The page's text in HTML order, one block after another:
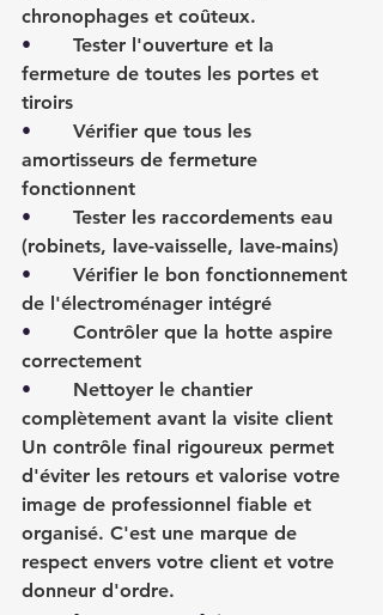
chronophages et coûteux.
• Tester l'ouverture et la
fermeture de toutes les portes et
tiroirs
• Vérifier que tous les
amortisseurs de fermeture
fonctionnent
• Tester les raccordements eau
(robinets, lave-vaisselle, lave-mains)
• Vérifier le bon fonctionnement
de l'électroménager intégré
• Contrôler que la hotte aspire
correctement
• Nettoyer le chantier
complètement avant la visite client
Un contrôle final rigoureux permet
d'éviter les retours et valorise votre
image de professionnel fiable et
organisé. C'est une marque de
respect envers votre client et votre
donneur d'ordre.